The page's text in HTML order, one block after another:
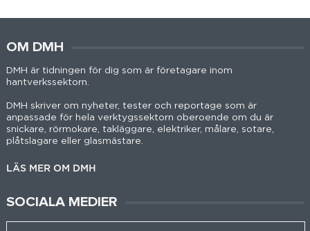
OM DMH
DMH är tidningen för dig som är företagare inom
hantverkssektorn.
DMH skriver om nyheter, tester och reportage som är
anpassade för hela verktygssektorn oberoende om du är
snickare, rörmokare, takläggare, elektriker, målare, sotare,
plåtslagare eller glasmästare.
LÄS MER OM DMH
SOCIALA MEDIER